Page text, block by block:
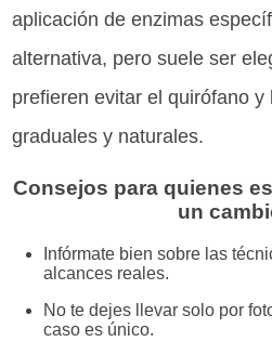
aplicación de enzimas
alternativa, pero suele ser
prefieren evitar el quirófano
graduales y naturales.
Consejos para quienes
un
Infórmate bien sobre las
alcances reales.
No te dejes llevar solo por
caso es único.